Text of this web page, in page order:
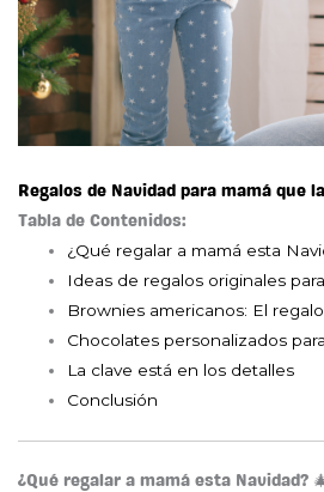
Regalos de Navidad para mamá que
Tabla de Contenidos:
¿Qué regalar a mamá esta
Ideas de regalos originales
Brownies americanos: El
Chocolates personalizados
La clave está en los detalles
Conclusión
¿Qué regalar a mamá esta Navidad?